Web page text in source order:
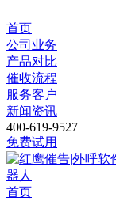
首页
公司业务
产品对比
催收流程
服务客户
新闻资讯
400-619-9527
免费试用
首页